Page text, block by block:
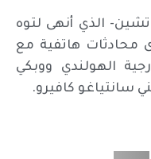
الذي أنهى لتوه
محادثات هاتفية مع
الهولندي ووبكي
سانتياغو كافيرو.